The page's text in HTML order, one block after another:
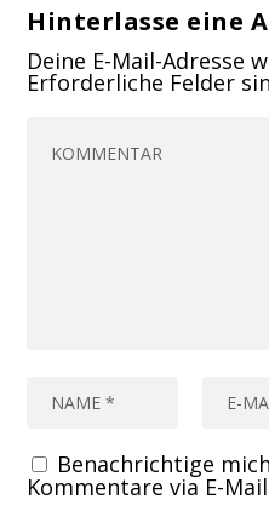
Hinterlasse eine
Deine E-Mail-Adresse
Erforderliche Felder
Benachrichtige
Kommentare via E-